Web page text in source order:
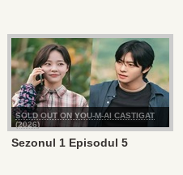
SOLD OUT ON YOU-M-AI CASTIGAT
(2026)
Sezonul 1 Episodul 5